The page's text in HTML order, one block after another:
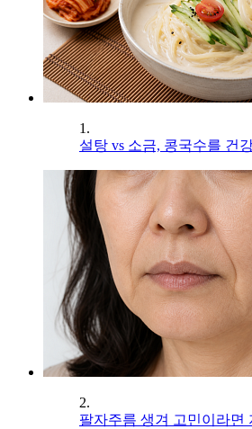
1.
설탕 vs 소금, 콩국수를 건
2.
팔자주름 생겨 고민이라면